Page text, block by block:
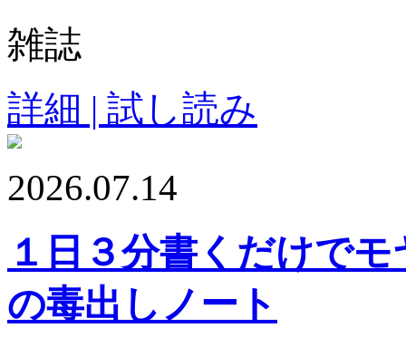
雑誌
詳細 | 試し読み
2026.07.14
１日３分書くだけで
の毒出しノート